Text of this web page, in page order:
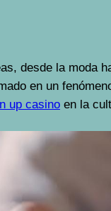
desde la
en un
up casino en la